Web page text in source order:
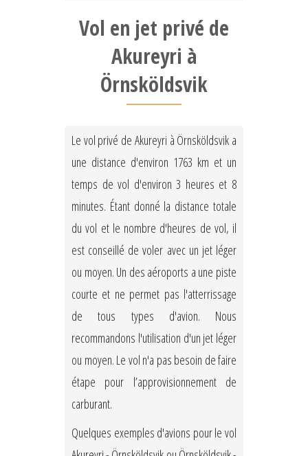
Vol en jet privé de
Akureyri à
Örnsköldsvik
Le vol privé de Akureyri à Örnsköldsvik a
une distance d'environ 1763 km et un
temps de vol d'environ 3 heures et 8
minutes. Étant donné la distance totale
du vol et le nombre d'heures de vol, il
est conseillé de voler avec un jet léger
ou moyen. Un des aéroports a une piste
courte et ne permet pas l'atterrissage
de tous types d'avion. Nous
recommandons l'utilisation d'un jet léger
ou moyen. Le vol n'a pas besoin de faire
étape pour l’approvisionnement de
carburant.
Quelques exemples d'avions pour le vol